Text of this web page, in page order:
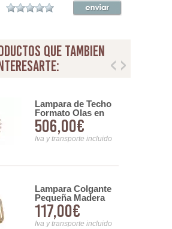
que tambien
Lampara de Techo
Formato Olas en
Rattan y Rejilla
Abriatora
506,00€
Iva y transporte incluido
Lampara Colgante
Pequeña Madera
Color Toffe - Serie
Aliquo
117,00€
Iva y transporte incluido